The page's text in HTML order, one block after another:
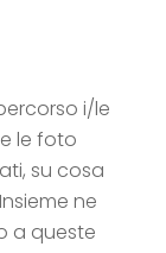
i/le
le foto
su cosa
ne
a queste